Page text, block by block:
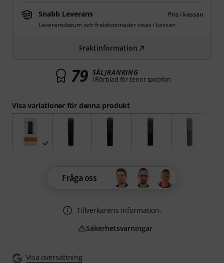
Visa översättning
Visa variationer för denna produkt
Snabb Leverans
Pris i kassan
Leveransdatum och fraktkostnader visas i kassan.
Fraktinformation
79 SÄLJRANKING
i Rörblad för tenor saxofon
Fråga oss
Tillverkarens information.
Säkerhetsvarningar